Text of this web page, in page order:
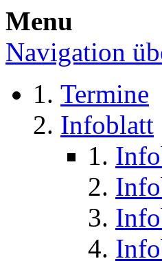
Menu
Navigation
Termine
Infoblatt